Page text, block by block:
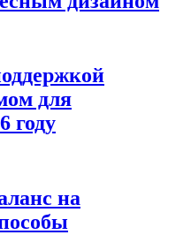
для
году
на